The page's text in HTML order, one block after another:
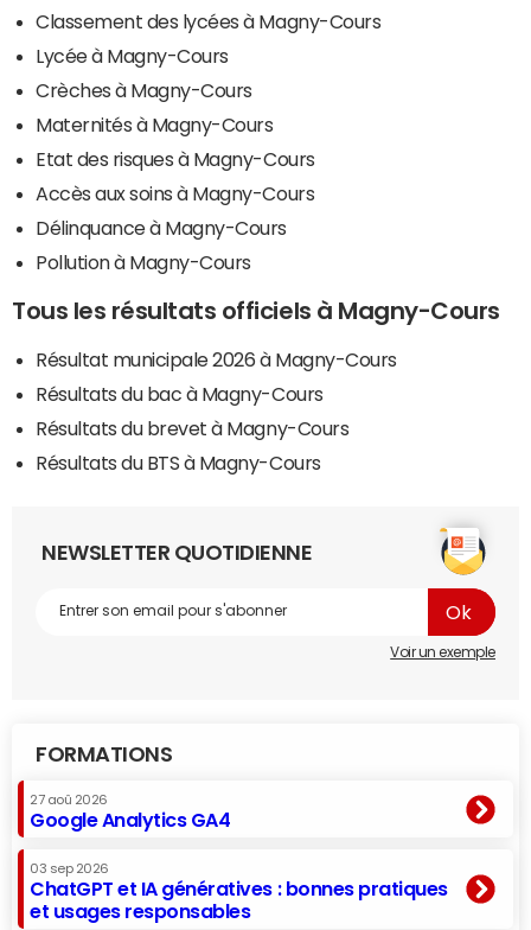
Classement des lycées à Magny-Cours
Lycée à Magny-Cours
Crèches à Magny-Cours
Maternités à Magny-Cours
Etat des risques à Magny-Cours
Accès aux soins à Magny-Cours
Délinquance à Magny-Cours
Pollution à Magny-Cours
Tous les résultats officiels à Magny-Cours
Résultat municipale 2026 à Magny-Cours
Résultats du bac à Magny-Cours
Résultats du brevet à Magny-Cours
Résultats du BTS à Magny-Cours
NEWSLETTER QUOTIDIENNE
Voir un exemple
FORMATIONS
27 aoû 2026
Google Analytics GA4
03 sep 2026
ChatGPT et IA génératives : bonnes pratiques
et usages responsables